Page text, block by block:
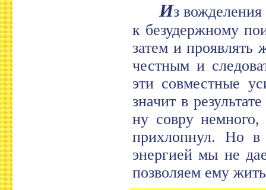
Из
к безудержному
затем и проявлять
честным и
эти совместные
значит в
ну совру
прихлопнул. Но в
энергией мы не
позволяем ему